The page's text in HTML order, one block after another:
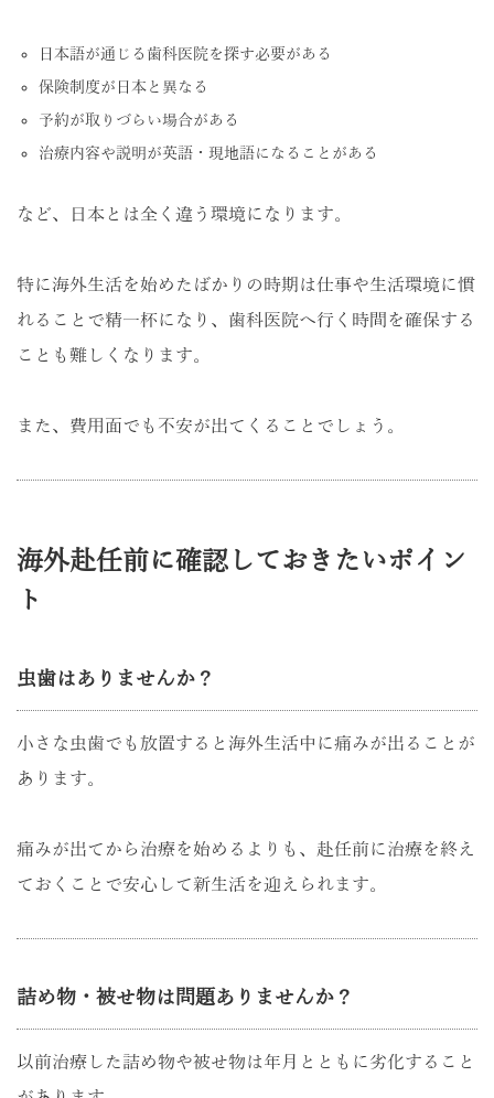
日本語が通じる歯科医院を探す必要がある
保険制度が日本と異なる
予約が取りづらい場合がある
治療内容や説明が英語・現地語になることがある
など、日本とは全く違う環境になります。
特に海外生活を始めたばかりの時期は仕事や生活環境に慣
れることで精一杯になり、歯科医院へ行く時間を確保する
ことも難しくなります。
また、費用面でも不安が出てくることでしょう。
海外赴任前に確認しておきたいポイン
ト
虫歯はありませんか？
小さな虫歯でも放置すると海外生活中に痛みが出ることが
あります。
痛みが出てから治療を始めるよりも、赴任前に治療を終え
ておくことで安心して新生活を迎えられます。
詰め物・被せ物は問題ありませんか？
以前治療した詰め物や被せ物は年月とともに劣化すること